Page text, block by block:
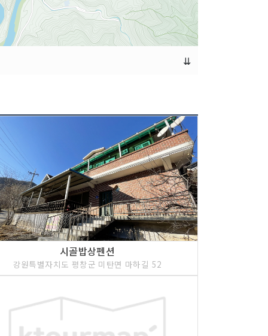
⇊
시골밥상펜션
강원특별자치도 평창군 미탄면 마하길 52